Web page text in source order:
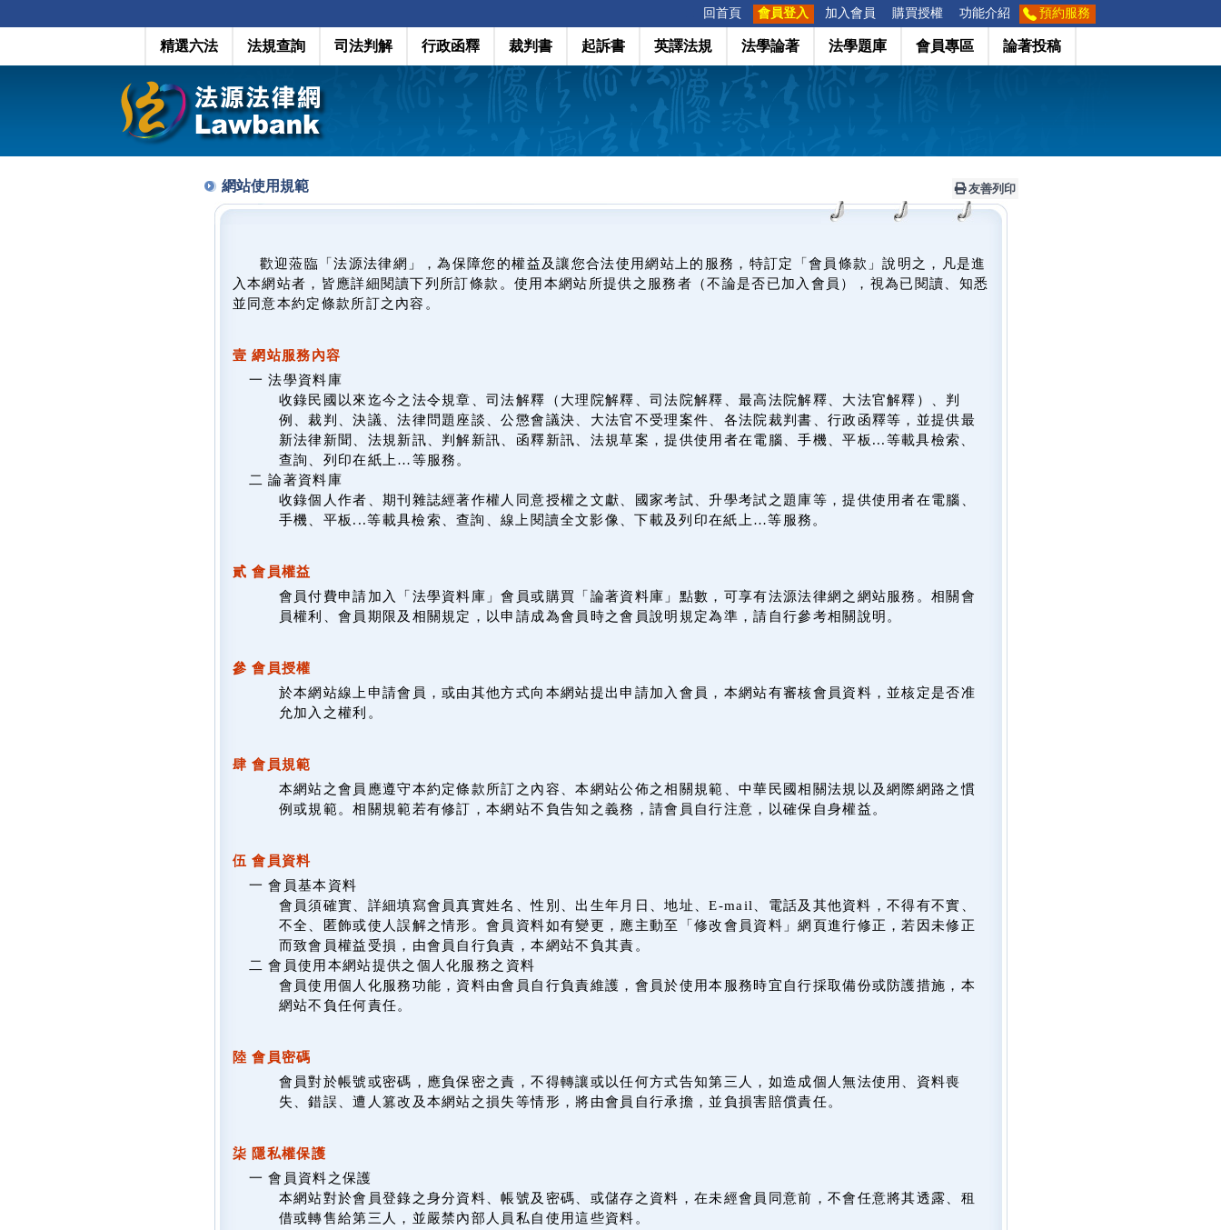
回首頁 會員登入 加入會員 購買授權 功能介紹 預約服務
精選六法 法規查詢 司法判解 行政函釋 裁判書 起訴書 英譯法規 法學論著 法學題庫 會員專區 論著投稿
網站使用規範 友善列印
歡迎蒞臨「法源法律網」，為保障您的權益及讓您合法使用網站上的服務，特訂定「會員條款」說明之，凡是進
入本網站者，皆應詳細閱讀下列所訂條款。使用本網站所提供之服務者（不論是否已加入會員），視為已閱讀、知悉
並同意本約定條款所訂之內容。
壹 網站服務內容
一 法學資料庫
收錄民國以來迄今之法令規章、司法解釋（大理院解釋、司法院解釋、最高法院解釋、大法官解釋）、判
例、裁判、決議、法律問題座談、公懲會議決、大法官不受理案件、各法院裁判書、行政函釋等，並提供最
新法律新聞、法規新訊、判解新訊、函釋新訊、法規草案，提供使用者在電腦、手機、平板...等載具檢索、
查詢、列印在紙上…等服務。
二 論著資料庫
收錄個人作者、期刊雜誌經著作權人同意授權之文獻、國家考試、升學考試之題庫等，提供使用者在電腦、
手機、平板...等載具檢索、查詢、線上閱讀全文影像、下載及列印在紙上…等服務。
貳 會員權益
會員付費申請加入「法學資料庫」會員或購買「論著資料庫」點數，可享有法源法律網之網站服務。相關會
員權利、會員期限及相關規定，以申請成為會員時之會員說明規定為準，請自行參考相關說明。
參 會員授權
於本網站線上申請會員，或由其他方式向本網站提出申請加入會員，本網站有審核會員資料，並核定是否准
允加入之權利。
肆 會員規範
本網站之會員應遵守本約定條款所訂之內容、本網站公佈之相關規範、中華民國相關法規以及網際網路之慣
例或規範。相關規範若有修訂，本網站不負告知之義務，請會員自行注意，以確保自身權益。
伍 會員資料
一 會員基本資料
會員須確實、詳細填寫會員真實姓名、性別、出生年月日、地址、E-mail、電話及其他資料，不得有不實、
不全、匿飾或使人誤解之情形。會員資料如有變更，應主動至「修改會員資料」網頁進行修正，若因未修正
而致會員權益受損，由會員自行負責，本網站不負其責。
二 會員使用本網站提供之個人化服務之資料
會員使用個人化服務功能，資料由會員自行負責維護，會員於使用本服務時宜自行採取備份或防護措施，本
網站不負任何責任。
陸 會員密碼
會員對於帳號或密碼，應負保密之責，不得轉讓或以任何方式告知第三人，如造成個人無法使用、資料喪
失、錯誤、遭人篡改及本網站之損失等情形，將由會員自行承擔，並負損害賠償責任。
柒 隱私權保護
一 會員資料之保護
本網站對於會員登錄之身分資料、帳號及密碼、或儲存之資料，在未經會員同意前，不會任意將其透露、租
借或轉售給第三人，並嚴禁內部人員私自使用這些資料。